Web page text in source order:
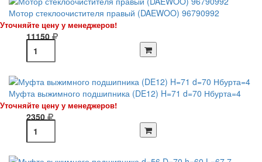
Мотор стеклоочистителя правый (DAEWOO) 96790992
Уточняйте цену у менеджеров!
11150
Муфта выжимного подшипника (DE12) H=71 d=70 Нбурта=4
Уточняйте цену у менеджеров!
2350